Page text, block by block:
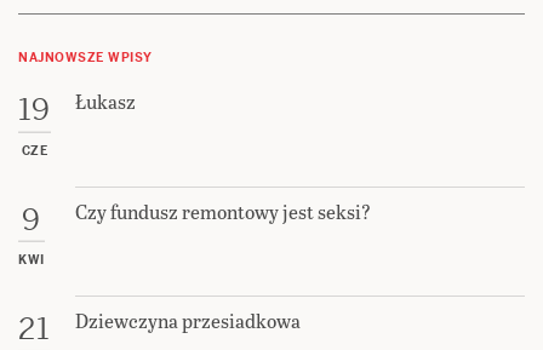
NAJNOWSZE WPISY
19
CZE
Łukasz
9
KWI
Czy fundusz remontowy jest seksi?
21 Dziewczyna przesiadkowa